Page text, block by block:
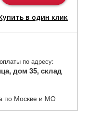
в один клик
по адресу:
дом 35, склад
по Москве и МО